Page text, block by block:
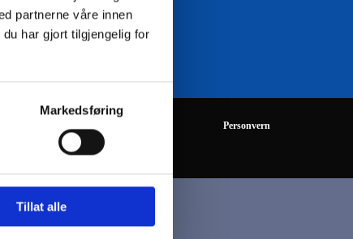
partnerne våre innen
har gjort tilgjengelig for
Markedsføring
Tillat alle
Personvern